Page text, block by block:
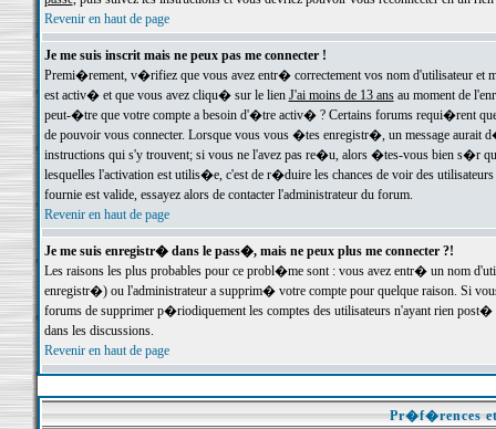
Revenir en haut de page
Je me suis inscrit mais ne peux pas me connecter !
Premi�rement, v�rifiez que vous avez entr� correctement vos nom d'utilisateur
est activ� et que vous avez cliqu� sur le lien J'ai moins de 13 ansau moment de
peut-�tre que votre compte a besoin d'�tre activ� ? Certains forums requi�rent
de pouvoir vous connecter. Lorsque vous vous �tes enregistr�, un message aurait
instructions qui s'y trouvent; si vous ne l'avez pas re�u, alors �tes-vous bien s�r
lesquelles l'activation est utilis�e, c'est de r�duire les chances de voir des
fournie est valide, essayez alors de contacter l'administrateur du forum.
Revenir en haut de page
Je me suis enregistr� dans le pass�, mais ne peux plus me connecter ?!
Les raisons les plus probables pour ce probl�me sont : vous avez entr� un nom
enregistr�) ou l'administrateur a supprim� votre compte pour quelque raison. Si
forums de supprimer p�riodiquement les comptes des utilisateurs n'ayant rien
dans les discussions.
Revenir en haut de page
Pr�f�rences